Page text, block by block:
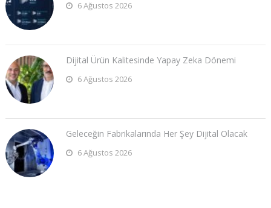
6 Ağustos 2026
Dijital Ürün Kalitesinde Yapay Zeka Dönemi
6 Ağustos 2026
Geleceğin Fabrikalarında Her Şey Dijital Olacak
6 Ağustos 2026